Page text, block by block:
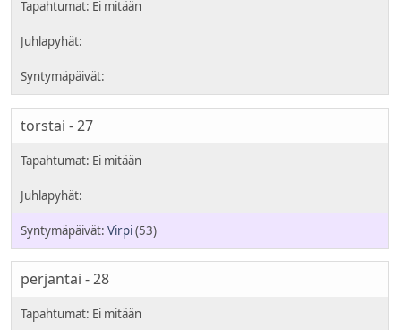
torstai - 27
Virpi(53)
perjantai - 28